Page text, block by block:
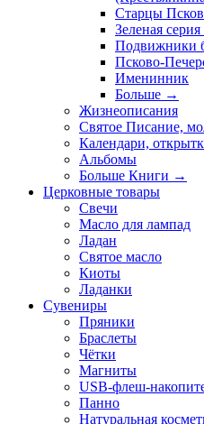
Старцы
Зеленая
Подвижники
Псково-
Именинник
Больше →
Жизнеописания
Святое Писание,
Календари,
Альбомы
Больше Книги →
Церковные товары
Свечи
Масло для лампад
Ладан
Святое масло
Киоты
Ладанки
Сувениры
Пряники
Браслеты
Чётки
Магниты
USB-флеш-
Панно
Натуральная